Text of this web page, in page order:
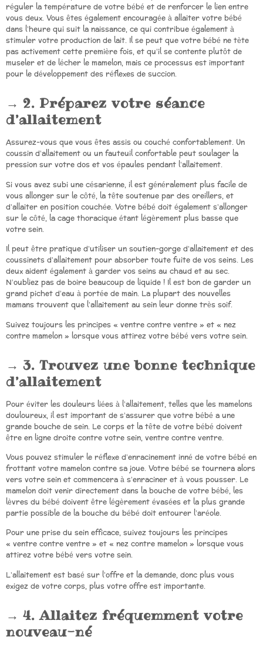
réguler la température de votre bébé et de renforcer le lien entre
vous deux. Vous êtes également encouragée à allaiter votre bébé
dans l’heure qui suit la naissance, ce qui contribue également à
stimuler votre production de lait. Il se peut que votre bébé ne tète
pas activement cette première fois, et qu’il se contente plutôt de
museler et de lécher le mamelon, mais ce processus est important
pour le développement des réflexes de succion.
2. Préparez votre séance
d’allaitement
Assurez-vous que vous êtes assis ou couché confortablement. Un
coussin d’allaitement ou un fauteuil confortable peut soulager la
pression sur votre dos et vos épaules pendant l’allaitement.
Si vous avez subi une césarienne, il est généralement plus facile de
vous allonger sur le côté, la tête soutenue par des oreillers, et
d’allaiter en position couchée. Votre bébé doit également s’allonger
sur le côté, la cage thoracique étant légèrement plus basse que
votre sein.
Il peut être pratique d’utiliser un soutien-gorge d’allaitement et des
coussinets d’allaitement pour absorber toute fuite de vos seins. Les
deux aident également à garder vos seins au chaud et au sec.
N’oubliez pas de boire beaucoup de liquide ! Il est bon de garder un
grand pichet d’eau à portée de main. La plupart des nouvelles
mamans trouvent que l’allaitement au sein leur donne très soif.
Suivez toujours les principes « ventre contre ventre » et « nez
contre mamelon » lorsque vous attirez votre bébé vers votre sein.
3. Trouvez une bonne technique
d’allaitement
Pour éviter les douleurs liées à l’allaitement, telles que les mamelons
douloureux, il est important de s’assurer que votre bébé a une
grande bouche de sein. Le corps et la tête de votre bébé doivent
être en ligne droite contre votre sein, ventre contre ventre.
Vous pouvez stimuler le réflexe d’enracinement inné de votre bébé en
frottant votre mamelon contre sa joue. Votre bébé se tournera alors
vers votre sein et commencera à s’enraciner et à vous pousser. Le
mamelon doit venir directement dans la bouche de votre bébé, les
lèvres du bébé doivent être légèrement évasées et la plus grande
partie possible de la bouche du bébé doit entourer l’aréole.
Pour une prise du sein efficace, suivez toujours les principes
« ventre contre ventre » et « nez contre mamelon » lorsque vous
attirez votre bébé vers votre sein.
L’allaitement est basé sur l’offre et la demande, donc plus vous
exigez de votre corps, plus votre offre est importante.
4. Allaitez fréquemment votre
nouveau-né